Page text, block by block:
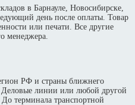
в Барнауле, Новосибирске,
день после оплаты. Товар
или печати. Все другие
менеджера.
РФ и страны ближнего
Деловые линии или любой другой
терминала транспортной